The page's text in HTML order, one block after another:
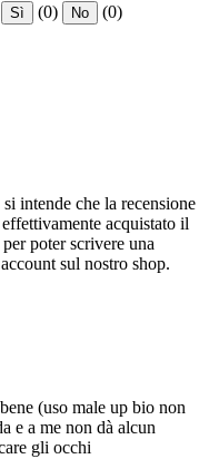
Sì (0) No (0)
intende che la recensione
acquistato il
poter scrivere una
sul nostro shop.
(uso male up bio non
e a me non dà alcun
gli occhi